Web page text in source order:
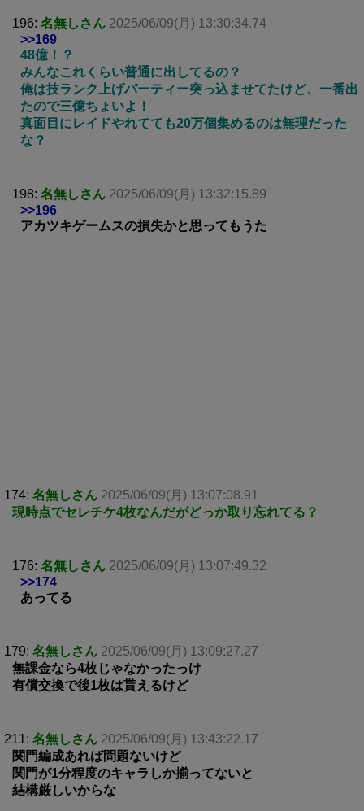
196: 名無しさん 2025/06/09(月) 13:30:34.74
>>169
48億！？
みんなこれくらい普通に出してるの？
俺は技ランク上げパーティー突っ込ませてたけど、一番出
たので三億ちょいよ！
真面目にレイドやれてても20万個集めるのは無理だった
な？
198: 名無しさん 2025/06/09(月) 13:32:15.89
>>196
アカツキゲームスの損失かと思ってもうた
174: 名無しさん 2025/06/09(月) 13:07:08.91
現時点でセレチケ4枚なんだがどっか取り忘れてる？
176: 名無しさん 2025/06/09(月) 13:07:49.32
>>174
あってる
179: 名無しさん 2025/06/09(月) 13:09:27.27
無課金なら4枚じゃなかったっけ
有償交換で後1枚は貰えるけど
211: 名無しさん 2025/06/09(月) 13:43:22.17
関門編成あれば問題ないけど
関門が1分程度のキャラしか揃ってないと
結構厳しいからな